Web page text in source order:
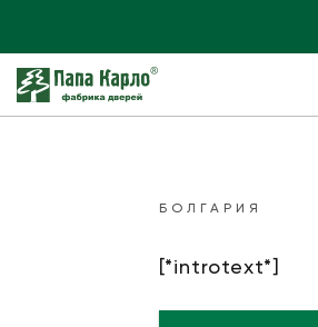
БОЛГАРИЯ
[*introtext*]